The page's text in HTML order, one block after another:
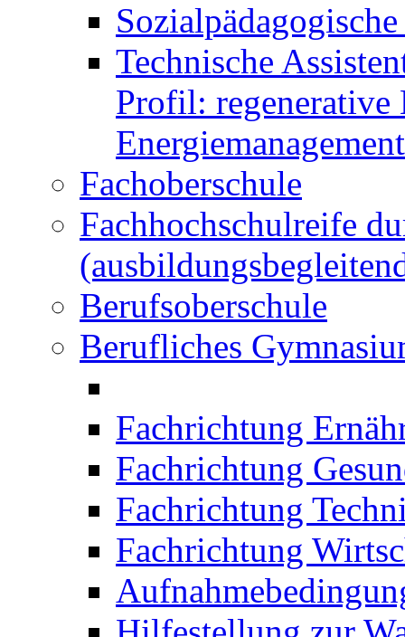
Technische
Profil: regenerative
Energiemanagement
Fachoberschule
Fachhochschulreife
Berufsoberschule
Berufliches
Fachrichtung
Fachrichtung
Fachrichtung
Fachrichtung